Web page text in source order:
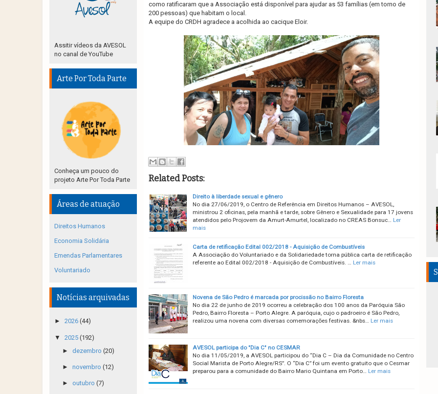
como ratificaram que a Associação está disponível para ajudar as 53 famílias (em torno de
200 pessoas) que habitam o local.
A equipe do CRDH agradece a acolhida ao cacique Eloir.
Related Posts:
Direito à liberdade sexual e gênero
No dia 27/06/2019, o Centro de Referência em Direitos Humanos – AVESOL,
ministrou 2 oficinas, pela manhã e tarde, sobre Gênero e Sexualidade para 17 jovens
atendidos pelo Projovem da Amurt-Amurtel, localizado no CREAS Bonsuc… Ler
mais
Carta de retificação Edital 002/2018 - Aquisição de Combustíveis
A Associação do Voluntariado e da Solidariedade torna pública carta de retificação
referente ao Edital 002/2018 - Aquisição de Combustíveis. … Ler mais
Novena de São Pedro é marcada por procissão no Bairro Floresta
No dia 22 de junho de 2019 ocorreu a celebração dos 100 anos da Paróquia São
Pedro, Bairro Floresta – Porto Alegre. A paróquia, cujo o padroeiro é São Pedro,
realizou uma novena com diversas comemorações festivas. &nbs… Ler mais
AVESOL participa do "Dia C" no CESMAR
No dia 11/05/2019, a AVESOL participou do “Dia C – Dia da Comunidade no Centro
Social Marista de Porto Alegre/RS”. O “Dia C” foi um evento gratuito que o Cesmar
preparou para a comunidade do Bairro Mario Quintana em Porto… Ler mais
Assitir vídeos da AVESOL
no canal de YouTube
Arte Por Toda Parte
Conheça um pouco do
projeto Arte Por Toda Parte
Áreas de atuação
Direitos Humanos
Economia Solidária
Emendas Parlamentares
Voluntariado
Notícias arquivadas
► 2026 (44)
▼ 2025 (192)
► dezembro (20)
► novembro (12)
► outubro (7)